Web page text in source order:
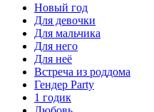
Новый год
Для девочки
Для мальчика
Для него
Для неё
Встреча из роддома
Гендер Party
1 годик